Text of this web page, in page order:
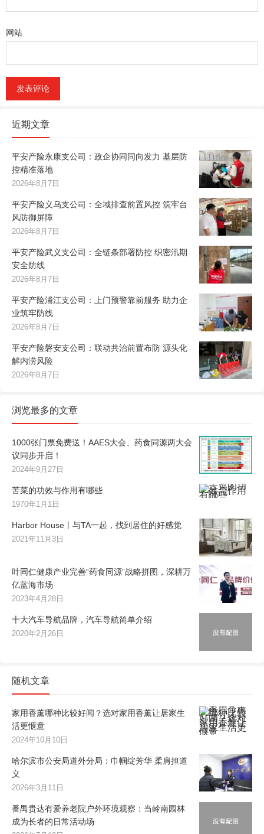
网站
近期文章
平安产险永康支公司：政企协同同向发力 基层防
控精准落地
2026年8月7日
平安产险义乌支公司：全域排查前置风控 筑牢台
风防御屏障
2026年8月7日
平安产险武义支公司：全链条部署防控 织密汛期
安全防线
2026年8月7日
平安产险浦江支公司：上门预警靠前服务 助力企
业筑牢防线
2026年8月7日
平安产险磐安支公司：联动共治前置布防 源头化
解内涝风险
2026年8月7日
浏览最多的文章
1000张门票免费送！AAES大会、药食同源两大会
议同步开启！
2024年9月27日
苦菜的功效与作用有哪些
1970年1月1日
Harbor House丨与TA一起，找到居住的好感觉
2021年11月3日
叶同仁健康产业完善“药食同源”战略拼图，深耕万
亿蓝海市场
2023年4月28日
十大汽车导航品牌，汽车导航简单介绍
2020年2月26日
随机文章
家用香薰哪种比较好闻？选对家用香薰让居家生
活更惬意
2024年10月10日
哈尔滨市公安局道外分局：巾帼绽芳华 柔肩担道
义
2026年3月11日
番禺贵达有爱养老院户外环境观察：当岭南园林
成为长者的日常活动场